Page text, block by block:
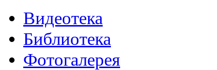
Видеотека
Библиотека
Фотогалерея